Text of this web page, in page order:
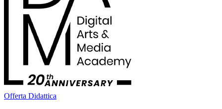
Offerta Didattica